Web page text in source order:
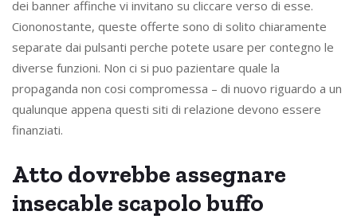
dei banner affinche vi invitano su cliccare verso di esse.
Ciononostante, queste offerte sono di solito chiaramente
separate dai pulsanti perche potete usare per contegno le
diverse funzioni. Non ci si puo pazientare quale la
propaganda non cosi compromessa – di nuovo riguardo a un
qualunque appena questi siti di relazione devono essere
finanziati.
Atto dovrebbe assegnare
insecable scapolo buffo